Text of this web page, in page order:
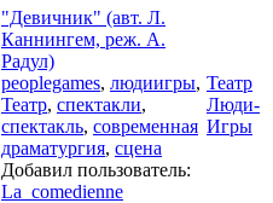
"Девичник" (авт. Л.
Каннингем, реж. А.
Радул)
peoplegames, людиигры,
Театр, спектакли,
спектакль, современная
драматургия, сцена
Добавил пользователь:
La_comedienne
Театр
Люди-
Игры